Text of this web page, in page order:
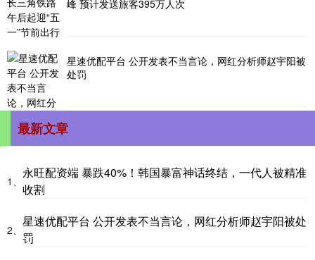
峰 预计发送旅客395万人次
星速优配平台 公开发表不当言论，网红分析师赵宇阳被
处罚
最新文章
1、
永旺配资端 暴跌40%！韩国暴富神话终结，一代人被精准
收割
2、
星速优配平台 公开发表不当言论，网红分析师赵宇阳被处
罚